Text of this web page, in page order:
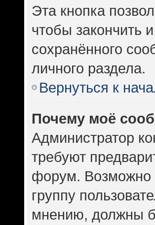
Эта кнопка
чтобы закончить
сохранённого
личного раздела.
Вернуться к
Почему моё
Администратор
требуют
форум. Возможно
группу
мнению, должны